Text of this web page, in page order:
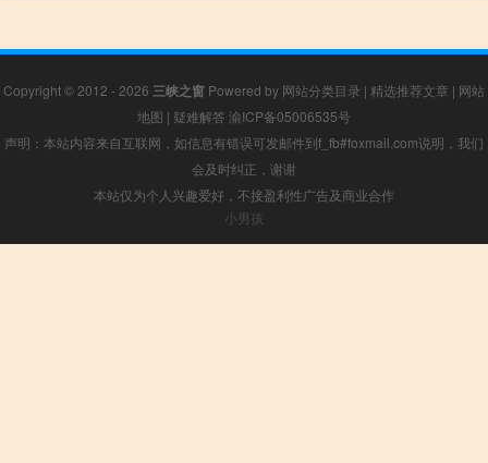
Copyright © 2012 - 2026 三峡之窗 Powered by 网站分类目录 | 精选推荐文章 | 网站
地图 | 疑难解答 渝ICP备05006535号
声明：本站内容来自互联网，如信息有错误可发邮件到f_fb#foxmail.com说明，我们
会及时纠正，谢谢
本站仅为个人兴趣爱好，不接盈利性广告及商业合作
小男孩